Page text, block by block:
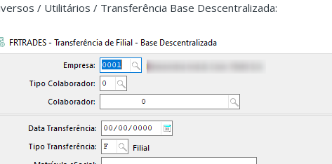
/ Utilitários / Transferência Base Descentralizada: